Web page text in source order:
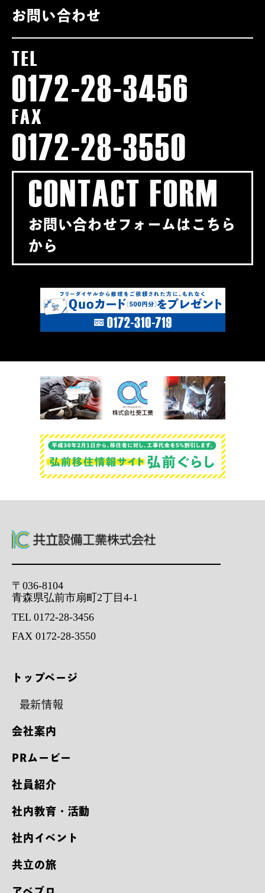
お問い合わせ
TEL
0172-28-3456
FAX
0172-28-3550
CONTACT FORM
お問い合わせフォームはこちら
から
〒036-8104
青森県弘前市扇町2丁目4-1
TEL 0172-28-3456
FAX 0172-28-3550
トップページ
最新情報
会社案内
PRムービー
社員紹介
社内教育・活動
社内イベント
共立の旅